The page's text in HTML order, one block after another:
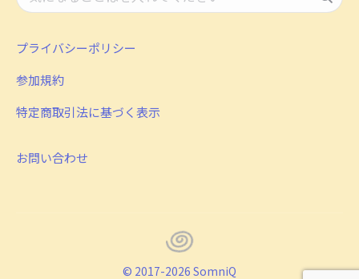
索：
プライバシーポリシー
参加規約
特定商取引法に基づく表示
お問い合わせ
© 2017-2026 SomniQ